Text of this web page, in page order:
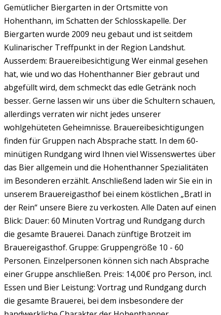
Gemütlicher Biergarten in der Ortsmitte von
Hohenthann, im Schatten der Schlosskapelle. Der
Biergarten wurde 2009 neu gebaut und ist seitdem
Kulinarischer Treffpunkt in der Region Landshut.
Ausserdem: Brauereibesichtigung Wer einmal gesehen
hat, wie und wo das Hohenthanner Bier gebraut und
abgefüllt wird, dem schmeckt das edle Getränk noch
besser. Gerne lassen wir uns über die Schultern schauen,
allerdings verraten wir nicht jedes unserer
wohlgehüteten Geheimnisse. Brauereibesichtigungen
finden für Gruppen nach Absprache statt. In dem 60-
minütigen Rundgang wird Ihnen viel Wissenswertes über
das Bier allgemein und die Hohenthanner Spezialitäten
im Besonderen erzählt. Anschließend laden wir Sie ein in
unserem Brauereigasthof bei einem köstlichen „Bratl in
der Rein“ unsere Biere zu verkosten. Alle Daten auf einen
Blick: Dauer: 60 Minuten Vortrag und Rundgang durch
die gesamte Brauerei. Danach zünftige Brotzeit im
Brauereigasthof. Gruppe: Gruppengröße 10 - 60
Personen. Einzelpersonen können sich nach Absprache
einer Gruppe anschließen. Preis: 14,00€ pro Person, incl.
Essen und Bier Leistung: Vortrag und Rundgang durch
die gesamte Brauerei, bei dem insbesondere der